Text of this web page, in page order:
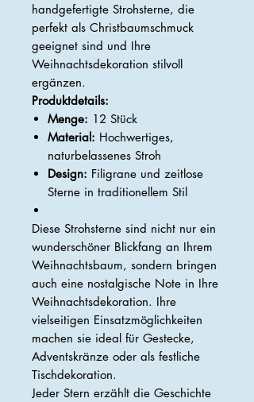
handgefertigte Strohsterne, die
perfekt als Christbaumschmuck
geeignet sind und Ihre
Weihnachtsdekoration stilvoll
ergänzen.
Produktdetails:
Menge: 12 Stück
Material: Hochwertiges,
naturbelassenes Stroh
Design: Filigrane und zeitlose
Sterne in traditionellem Stil
Diese Strohsterne sind nicht nur ein
wunderschöner Blickfang an Ihrem
Weihnachtsbaum, sondern bringen
auch eine nostalgische Note in Ihre
Weihnachtsdekoration. Ihre
vielseitigen Einsatzmöglichkeiten
machen sie ideal für Gestecke,
Adventskränze oder als festliche
Tischdekoration.
Jeder Stern erzählt die Geschichte